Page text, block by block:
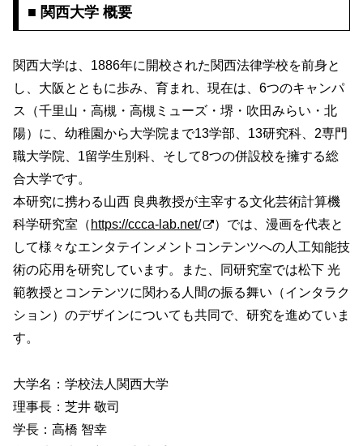
■ 関西大学 概要
関西大学は、1886年に開校された関西法律学校を前身と
し、大阪とともに歩み、育まれ、現在は、6つのキャンパ
ス（千里山・高槻・高槻ミューズ・堺・吹田みらい・北
陽）に、幼稚園から大学院まで13学部、13研究科、2専門
職大学院、1留学生別科、そして8つの併設校を擁する総
合大学です。
本研究に携わる山西 良典教授が主宰する文化芸術計算機
科学研究室（ https://ccca-lab.net/
）では、漫画を代表と
して様々なエンタテインメントコンテンツへの人工知能技
術の応用を研究しています。また、同研究室では松下 光
範教授とコンテンツに関わる人間の振る舞い（インタラク
ション）のデザインについても共同で、研究を進めていま
す。
大学名：学校法人関西大学
理事長：芝井 敬司
学長：高橋 智幸